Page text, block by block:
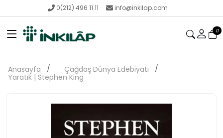
0(212) 496 11 11 info@inkilap.com
0
Anasayfa
Çağdaş Dünya Edebiyatı
Yaratık | Stephen King